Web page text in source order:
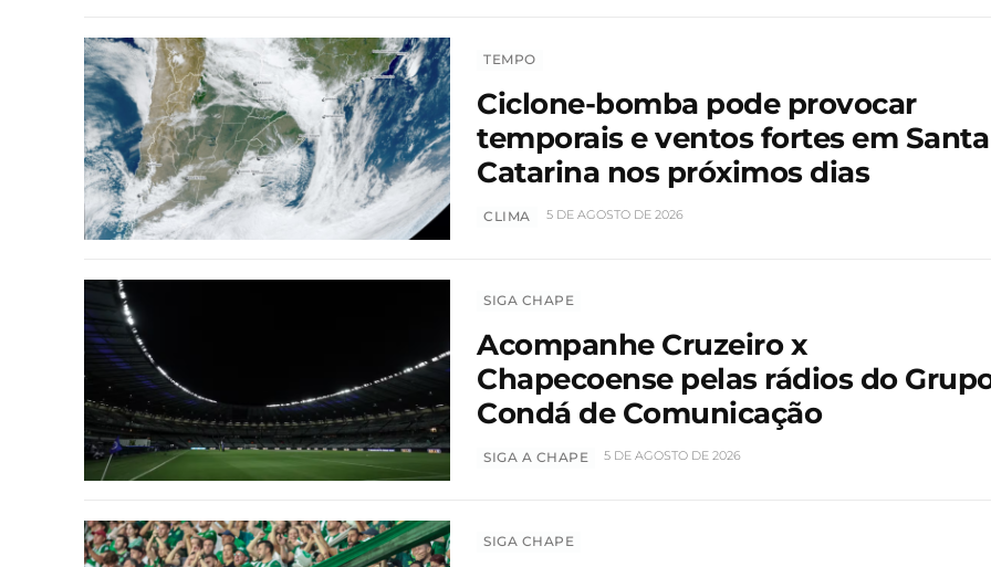
TEMPO
Ciclone-bomba pode provocar
temporais e ventos fortes em Santa
Catarina nos próximos dias
CLIMA 5 DE AGOSTO DE 2026
SIGA CHAPE
Acompanhe Cruzeiro x
Chapecoense pelas rádios do
Condá de Comunicação
SIGA A CHAPE 5 DE AGOSTO DE 2026
SIGA CHAPE